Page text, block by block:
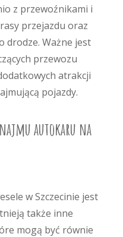
z przewoźnikami i
przejazdu oraz
drodze. Ważne jest
przewozu
atrakcji
pojazdy.
autokaru na
w Szczecinie jest
także inne
mogą być równie